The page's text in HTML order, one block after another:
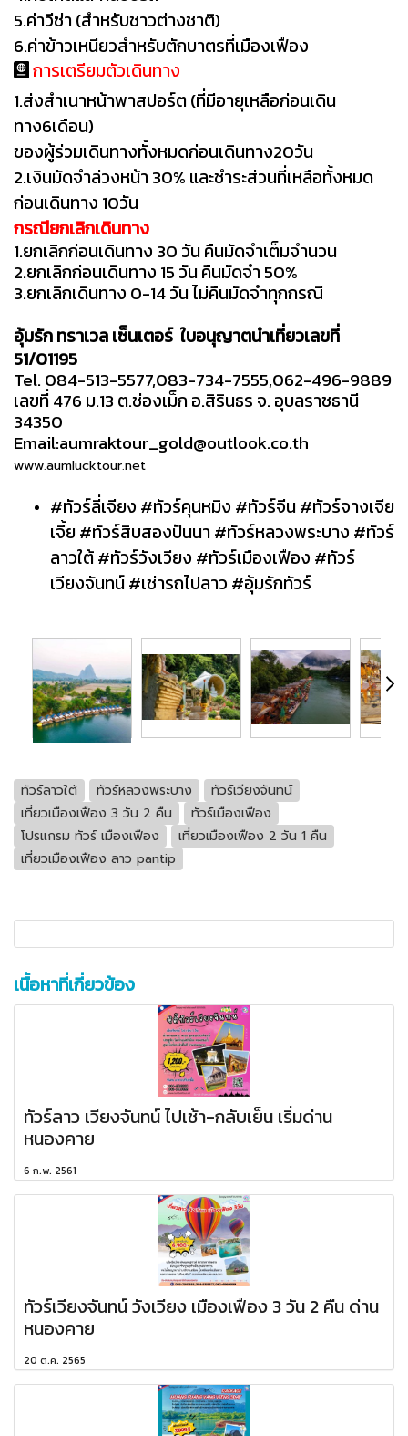
5.ค่าวีซ่า (สำหรับชาวต่างชาติ)
6.ค่าข้าวเหนียวสำหรับตักบาตรที่เมืองเฟือง
การเตรียมตัวเดินทาง
1.ส่งสำเนาหน้าพาสปอร์ต (ที่มีอายุเหลือก่อนเดิน
ทาง6เดือน)
ของผู้ร่วมเดินทางทั้งหมดก่อนเดินทาง20วัน
2.เงินมัดจำล่วงหน้า 30% และชำระส่วนที่เหลือทั้งหมด
ก่อนเดินทาง 10วัน
กรณียกเลิกเดินทาง
1.ยกเลิกก่อนเดินทาง 30 วัน คืนมัดจำเต็มจำนวน
2.ยกเลิกก่อนเดินทาง 15 วัน คืนมัดจำ 50%
3.ยกเลิกเดินทาง 0-14 วัน ไม่คืนมัดจำทุกกรณี
อุ้มรัก ทราเวล เซ็นเตอร์ ใบอนุญาตนำเที่ยวเลขที่
51/01195
Tel. 084-513-5577,083-734-7555,062-496-9889
เลขที่ 476 ม.13 ต.ช่องเม็ก อ.สิรินธร จ. อุบลราชธานี
34350
Email:aumraktour_gold@outlook.co.th
www.aumlucktour.net
#ทัวร์ลี่เจียง #ทัวร์คุนหมิง #ทัวร์จีน #ทัวร์จางเจีย
เจี้ย #ทัวร์สิบสองปันนา #ทัวร์หลวงพระบาง #ทัวร์
ลาวใต้ #ทัวร์วังเวียง #ทัวร์เมืองเฟือง #ทัวร์
เวียงจันทน์ #เช่ารถไปลาว #อุ้มรักทัวร์
ทัวร์ลาวใต้ ทัวร์หลวงพระบาง
ทัวร์เวียงจันทน์
เที่ยวเมืองเฟือง 3 วัน 2 คืน
ทัวร์เมืองเฟือง
โปรแกรม ทัวร์ เมืองเฟือง
เที่ยวเมืองเฟือง 2 วัน 1 คืน
เที่ยวเมืองเฟือง ลาว pantip
เนื้อหาที่เกี่ยวข้อง
ทัวร์ลาว เวียงจันทน์ ไปเช้า-กลับเย็น เริ่มด่าน
หนองคาย
6 ก.พ. 2561
ทัวร์เวียงจันทน์ วังเวียง เมืองเฟือง 3 วัน 2 คืน ด่าน
หนองคาย
20 ต.ค. 2565